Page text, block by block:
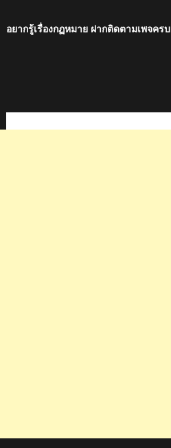
อยากรู้เรื่องกฏหมาย ฝากติดตามเพจคร